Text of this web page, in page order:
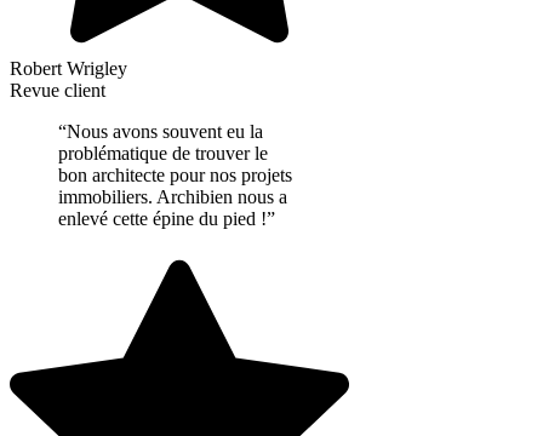
Robert Wrigley
Revue client
“Nous avons souvent eu la
problématique de trouver le
bon architecte pour nos projets
immobiliers. Archibien nous a
enlevé cette épine du pied !”